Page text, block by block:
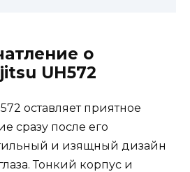
о
UH572
оставляет приятное
сразу после его
и изящный дизайн
Тонкий корпус и